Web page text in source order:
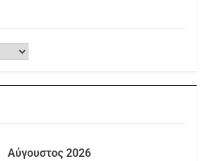
Αύγουστος 2026